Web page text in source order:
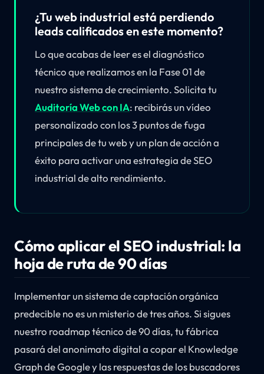
¿Tu web industrial está perdiendo
leads calificados en este momento?
Lo que acabas de leer es el diagnóstico
técnico que realizamos en la Fase 01 de
nuestro sistema de crecimiento. Solicita tu
Auditoría Web con IA: recibirás un vídeo
personalizado con los 3 puntos de fuga
principales de tu web y un plan de acción a
éxito para activar una estrategia de SEO
industrial de alto rendimiento.
Cómo aplicar el SEO industrial: la
hoja de ruta de 90 días
Implementar un sistema de captación orgánica
predecible no es un misterio de tres años. Si sigues
nuestro roadmap técnico de 90 días, tu fábrica
pasará del anonimato digital a copar el Knowledge
Graph de Google y las respuestas de los buscadores